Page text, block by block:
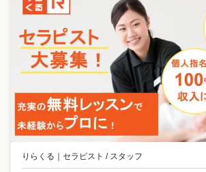
りらくる ｜ セラピスト / スタッフ